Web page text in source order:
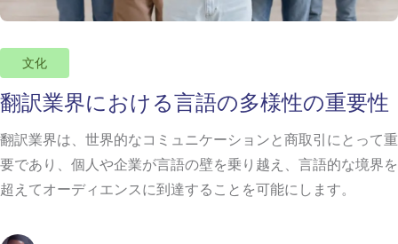
文化
翻訳業界における言語の多様性の重要性
翻訳業界は、世界的なコミュニケーションと商取引にとって重
要であり、個人や企業が言語の壁を乗り越え、言語的な境界を
超えてオーディエンスに到達することを可能にします。